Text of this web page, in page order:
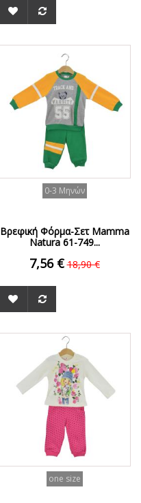
0-3 Μηνών
Βρεφική Φόρμα-Σετ Mamma
Natura 61-749...
7,56 € 18,90 €
one size